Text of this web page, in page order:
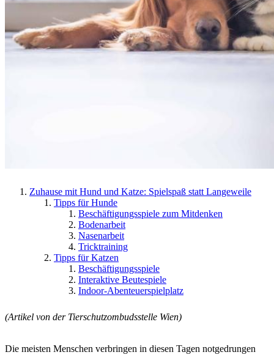
Zuhause mit Hund und Katze: Spielspaß statt Langeweile
Tipps für Hunde
Beschäftigungsspiele zum Mitdenken
Bodenarbeit
Nasenarbeit
Tricktraining
Tipps für Katzen
Beschäftigungsspiele
Interaktive Beutespiele
Indoor-Abenteuerspielplatz
(Artikel von der Tierschutzombudsstelle Wien)
Die meisten Menschen verbringen in diesen Tagen notgedrungen